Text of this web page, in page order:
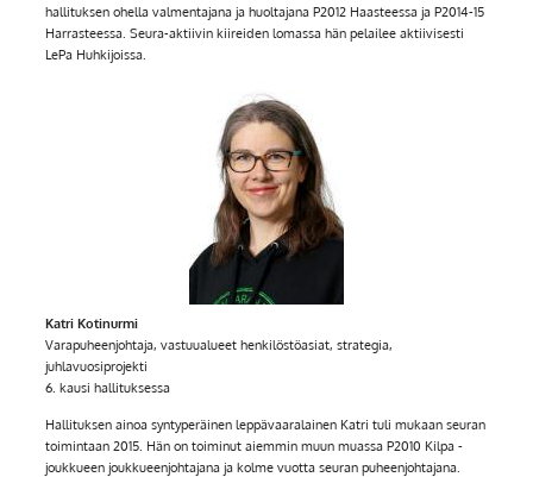
hallituksen ohella valmentajana ja huoltajana P2012 Haasteessa ja P2014-15
Harrasteessa. Seura-aktiivin kiireiden lomassa hän pelailee aktiivisesti
LePa Huhkijoissa.
Katri Kotinurmi
Varapuheenjohtaja, vastuualueet henkilöstöasiat, strategia,
juhlavuosiprojekti
6. kausi hallituksessa
Hallituksen ainoa syntyperäinen leppävaaralainen Katri tuli mukaan seuran
toimintaan 2015. Hän on toiminut aiemmin muun muassa P2010 Kilpa -
joukkueen joukkueenjohtajana ja kolme vuotta seuran puheenjohtajana.